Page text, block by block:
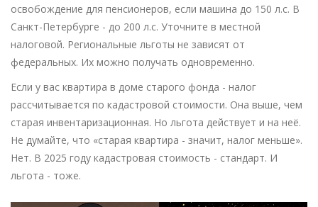
освобождение для пенсионеров, если машина до 150 л.с. В
Санкт-Петербурге - до 200 л.с. Уточните в местной
налоговой. Региональные льготы не зависят от
федеральных. Их можно получать одновременно.
Если у вас квартира в доме старого фонда - налог
рассчитывается по кадастровой стоимости. Она выше, чем
старая инвентаризационная. Но льгота действует и на неё.
Не думайте, что «старая квартира - значит, налог меньше».
Нет. В 2025 году кадастровая стоимость - стандарт. И
льгота - тоже.